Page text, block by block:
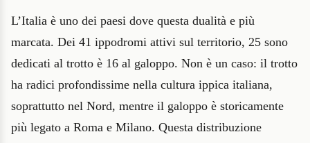
L’Italia è uno dei paesi dove questa dualità e più
marcata. Dei 41 ippodromi attivi sul territorio, 25 sono
dedicati al trotto è 16 al galoppo. Non è un caso: il trotto
ha radici profondissime nella cultura ippica italiana,
soprattutto nel Nord, mentre il galoppo è storicamente
più legato a Roma e Milano. Questa distribuzione